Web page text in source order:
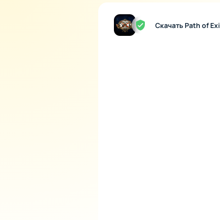
Мир испытаний:
Боевые стратегии:
Скачать Path of